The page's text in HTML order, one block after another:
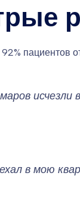
92% пациентов
в мою